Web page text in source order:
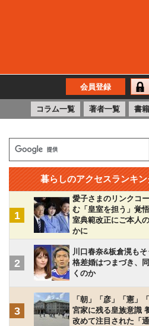
会員登録
コラム一覧 著者一覧 書籍
暮らしのアクセスランキン
1
愛子さまのリンクコ
む「皇室を担う」覚
室典範改正にご本人
かに
2
川口春奈&板倉滉も
格差婚はつまづき、
くのか
3
「朝」「彦」「憲」
宮家に残る皇族意識
改めて注目された「通